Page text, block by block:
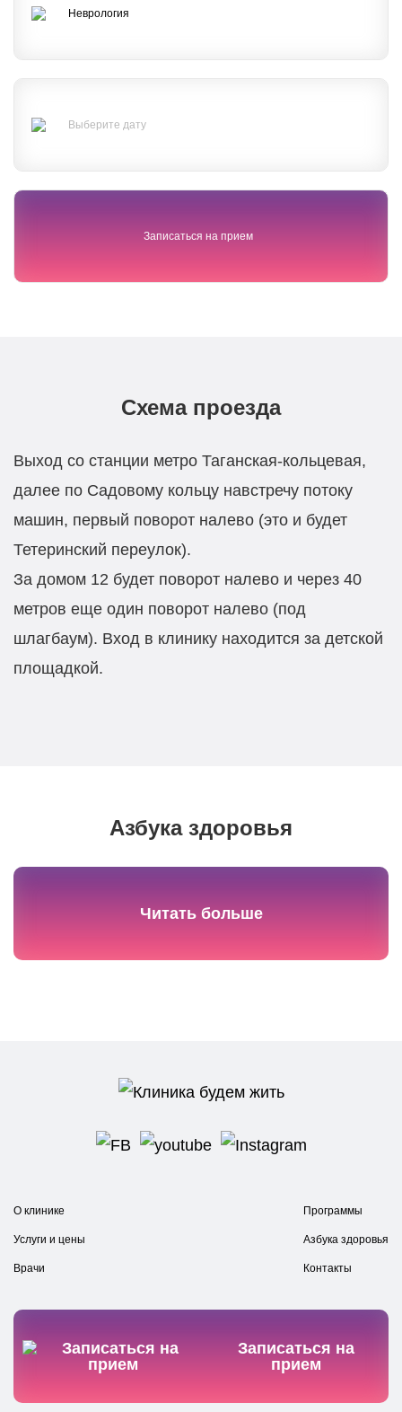
Схема проезда
Выход со станции метро Таганская-кольцевая,
далее по Садовому кольцу навстречу потоку
машин, первый поворот налево (это и будет
Тетеринский переулок).
За домом 12 будет поворот налево и через 40
метров еще один поворот налево (под
шлагбаум). Вход в клинику находится за детской
площадкой.
Азбука здоровья
Читать больше
О клинике
Услуги и цены
Врачи
Программы
Азбука здоровья
Контакты
Записаться на
прием